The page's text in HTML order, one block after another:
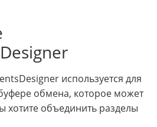
используется для
обмена, которое может
хотите объединить разделы